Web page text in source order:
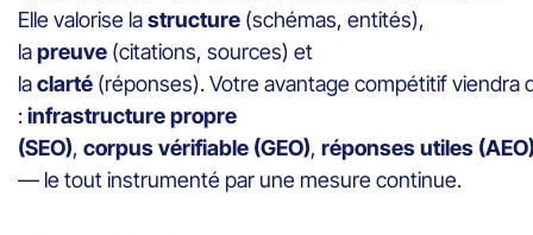
Elle valorise lastructure (schémas, entités),
lapreuve (citations, sources) et
laclarté (réponses). Votre avantage compétitif viendra
:infrastructure propre
(SEO), corpus vérifiable (GEO), réponses utiles
— le tout instrumenté par une mesure continue.